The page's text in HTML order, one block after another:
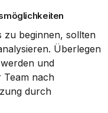
zu beginnen, sollten
Überlegen
und
Team nach
durch